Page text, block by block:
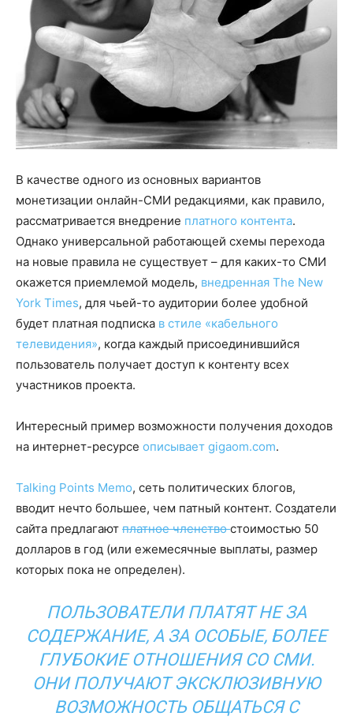
В качестве одного из основных вариантов
монетизации онлайн-СМИ редакциями, как правило,
рассматривается внедрение платного контента.
Однако универсальной работающей схемы перехода
на новые правила не существует – для каких-то СМИ
окажется приемлемой модель, внедренная The New
York Times, для чьей-то аудитории более удобной
будет платная подписка в стиле «кабельного
телевидения», когда каждый присоединившийся
пользователь получает доступ к контенту всех
участников проекта.
Интересный пример возможности получения доходов
на интернет-ресурсе описывает gigaom.com.
Talking Points Memo, сеть политических блогов,
вводит нечто большее, чем патный контент. Создатели
сайта предлагают платное членствостоимостью 50
долларов в год (или ежемесячные выплаты, размер
которых пока не определен).
ПОЛЬЗОВАТЕЛИ ПЛАТЯТ НЕ ЗА
СОДЕРЖАНИЕ, А ЗА ОСОБЫЕ, БОЛЕЕ
ГЛУБОКИЕ ОТНОШЕНИЯ СО СМИ.
ОНИ ПОЛУЧАЮТ ЭКСКЛЮЗИВНУЮ
ВОЗМОЖНОСТЬ ОБЩАТЬСЯ С